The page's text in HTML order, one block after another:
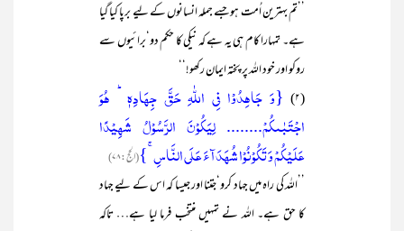
’’تم بہترین اُمت ہو جسے جملہ انسانوں کے لیے برپا کیا گیا
ہے۔ تمہارا کام ہی یہ ہے کہ نیکی کا حکم دو‘برائیوں سے
روکو اور خود اللہ پر پختہ ایمان رکھو!‘‘
(۲)
{وَ جَاہِدُوۡا فِی اللّٰہِ حَقَّ جِہَادِہٖ ؕ ہُوَ
اجۡتَبٰىکُمۡ........ لِیَکُوۡنَ الرَّسُوۡلُ شَہِیۡدًا
عَلَیۡکُمۡ وَ تَکُوۡنُوۡا شُہَدَآءَ عَلَی النَّاسِ ۚ}(الحج : ۷۸)
’’اللہ کی راہ میں جہاد کرو‘جتنا اور جیسا کہ اس کے لیے جہاد
کا حق ہے۔ اللہ نے تمہیں منتخب فرما لیا ہے… تاکہ